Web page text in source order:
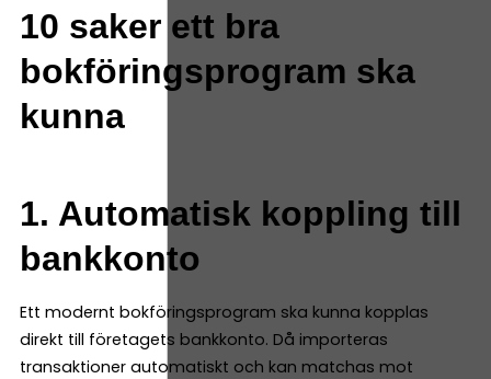
10 saker ett bra
bokföringsprogram ska
kunna
1. Automatisk koppling till
bankkonto
Ett modernt bokföringsprogram ska kunna kopplas
direkt till företagets bankkonto. Då importeras
transaktioner automatiskt och kan matchas mot